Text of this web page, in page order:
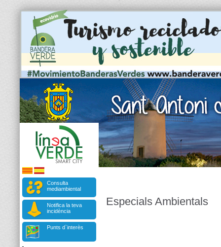
Consulta
mediambiental
Notifica la teva
incidència
Punts d`interès
Especials Ambientals